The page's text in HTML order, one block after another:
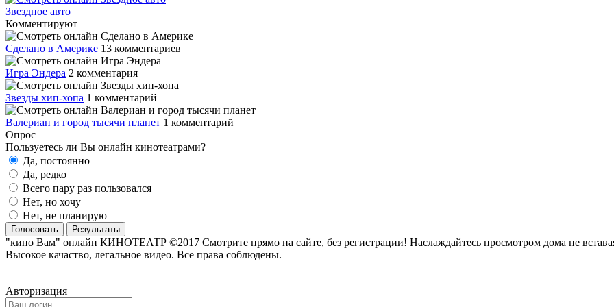
Звездное авто
Комментируют
Сделано в Америке 13 комментариев
Игра Эндера 2 комментария
Звезды хип-хопа 1 комментарий
Валериан и город тысячи планет 1 комментарий
Опрос
Пользуетесь ли Вы онлайн кинотеатрами?
Да, постоянно
Да, редко
Всего пару раз пользовался
Нет, но хочу
Нет, не планирую
Голосовать Результаты
"кино Вам" онлайн КИНОТЕАТР ©2017 Смотрите прямо на сайте, без регистрации! Наслаждайтесь просмотром дома не
Высокое качаство, легальное видео. Все права соблюдены.
Авторизация